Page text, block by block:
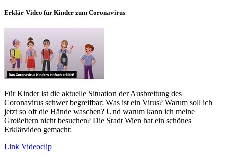
Erklär-Video für Kinder zum Coronavirus
Für Kinder ist die aktuelle Situation der Ausbreitung des
Coronavirus schwer begreifbar: Was ist ein Virus? Warum soll ich
jetzt so oft die Hände waschen? Und warum kann ich meine
Großeltern nicht besuchen? Die Stadt Wien hat ein schönes
Erklärvideo gemacht:
Link Videoclip